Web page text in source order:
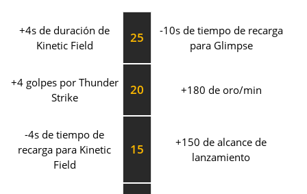
+4s de duración de
Kinetic Field
25
-10s de tiempo de recarga
para Glimpse
+4 golpes por Thunder
Strike
20 +180 de oro/min
-4s de tiempo de
recarga para Kinetic
Field
15
+150 de alcance de
lanzamiento